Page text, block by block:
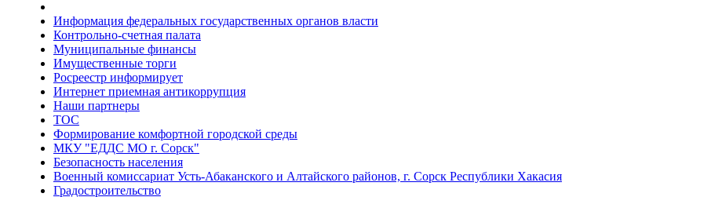
Информация федеральных государственных органов власти
Контрольно-счетная палата
Муниципальные финансы
Имущественные торги
Росреестр информирует
Интернет приемная антикоррупция
Наши партнеры
ТОС
Формирование комфортной городской среды
МКУ "ЕДДС МО г. Сорск"
Безопасность населения
Военный комиссариат Усть-Абаканского и Алтайского районов, г. Сорск Республики Хакасия
Градостроительство